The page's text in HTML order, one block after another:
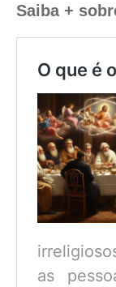
Saiba +
O que é
as